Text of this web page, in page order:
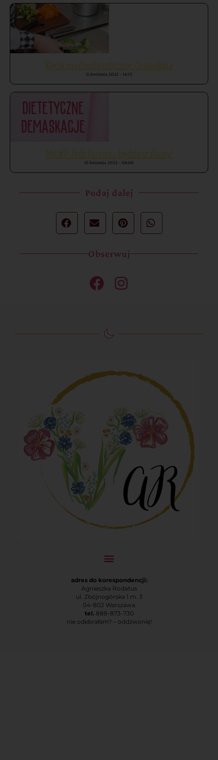
Kącik psychodietetyczny: Ortoreksja
21 kwietnia 2025 14:35
Mit #7: Jedz tłuszcz – będziesz tłusty!
10 kwietnia 2025 08:00
Podaj dalej
Obserwuj
adres do korespondencji:
Agnieszka Rodatus
ul. Zbójnogórska 1 m. 3
04-802 Warszawa
tel.888-873-730
nie odebrałam? – oddzwonię!